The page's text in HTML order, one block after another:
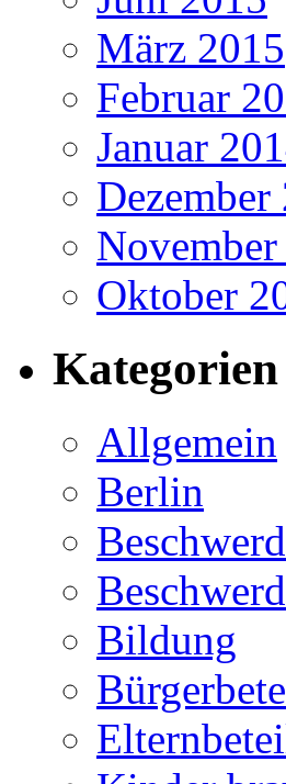
März 2015
Februar
Januar
Dezember
Oktober
Kategorien
Allgemein
Berlin
Bildung